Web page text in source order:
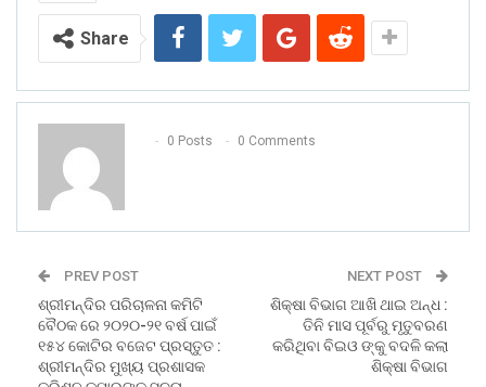
Share
0 Posts 0 Comments
PREV POST
ଶ୍ରୀମନ୍ଦିର ପରିଚାଳନା କମିଟି
ବୈଠକ ରେ ୨୦୨୦-୨୧ ବର୍ଷ ପାଇଁ
୧୫୪ କୋଟିର ବଜେଟ ପ୍ରସ୍ତୁତ :
ଶ୍ରୀମନ୍ଦିର ମୁଖ୍ୟ ପ୍ରଶାସକ
NEXT POST
ଶିକ୍ଷା ବିଭାଗ ଆଖି ଥାଇ ଅନ୍ଧ :
ତିନି ମାସ ପୂର୍ବରୁ ମୃତୁବରଣ
କରିଥିବା ବିଇଓ ଙ୍କୁ ବଦଳି କଲା
ଶିକ୍ଷା ବିଭାଗ